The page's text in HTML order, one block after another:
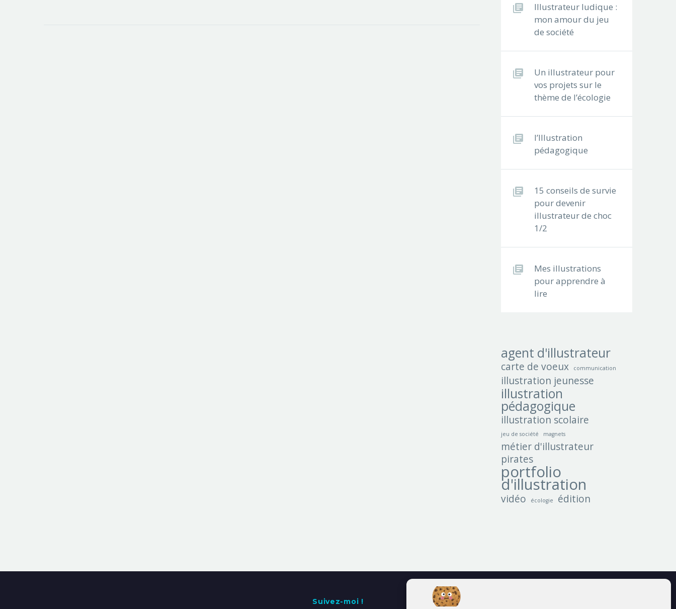
Illustrateur ludique :
mon amour du jeu
de société
Un illustrateur pour
vos projets sur le
thème de l’écologie
l’Illustration
pédagogique
15 conseils de survie
pour devenir
illustrateur de choc
1/2
Mes illustrations
pour apprendre à
lire
agent d'illustrateur
carte de voeux communication
illustration jeunesse
illustration
pédagogique
illustration scolaire
jeu de société magnets
métier d'illustrateur
pirates
portfolio
d'illustration
vidéo écologie édition
Suivez-moi !